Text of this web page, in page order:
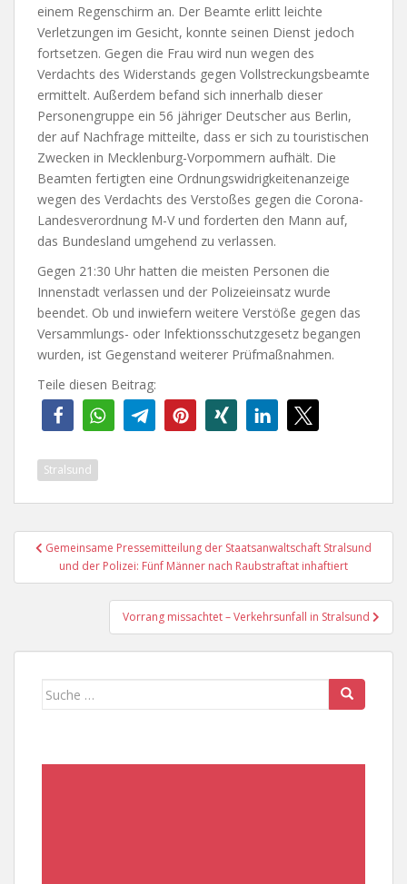
einem Regenschirm an. Der Beamte erlitt leichte
Verletzungen im Gesicht, konnte seinen Dienst jedoch
fortsetzen. Gegen die Frau wird nun wegen des
Verdachts des Widerstands gegen Vollstreckungsbeamte
ermittelt. Außerdem befand sich innerhalb dieser
Personengruppe ein 56 jähriger Deutscher aus Berlin,
der auf Nachfrage mitteilte, dass er sich zu touristischen
Zwecken in Mecklenburg-Vorpommern aufhält. Die
Beamten fertigten eine Ordnungswidrigkeitenanzeige
wegen des Verdachts des Verstoßes gegen die Corona-
Landesverordnung M-V und forderten den Mann auf,
das Bundesland umgehend zu verlassen.
Gegen 21:30 Uhr hatten die meisten Personen die
Innenstadt verlassen und der Polizeieinsatz wurde
beendet. Ob und inwiefern weitere Verstöße gegen das
Versammlungs- oder Infektionsschutzgesetz begangen
wurden, ist Gegenstand weiterer Prüfmaßnahmen.
Teile diesen Beitrag:
Stralsund
Beitragsnavigation
Gemeinsame Pressemitteilung der Staatsanwaltschaft Stralsund
und der Polizei: Fünf Männer nach Raubstraftat inhaftiert
Vorrang missachtet – Verkehrsunfall in Stralsund
Suche